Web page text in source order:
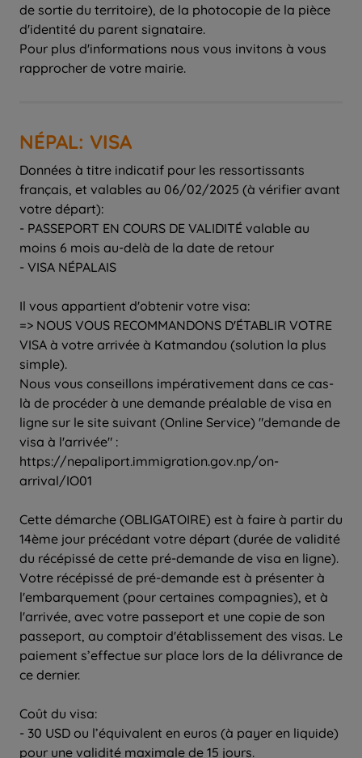
de sortie du territoire), de la photocopie de la pièce
d'identité du parent signataire.
Pour plus d'informations nous vous invitons à vous
rapprocher de votre mairie.
NÉPAL: VISA
Données à titre indicatif pour les ressortissants
français, et valables au 06/02/2025 (à vérifier avant
votre départ):
- PASSEPORT EN COURS DE VALIDITÉ valable au
moins 6 mois au-delà de la date de retour
- VISA NÉPALAIS
Il vous appartient d'obtenir votre visa:
=> NOUS VOUS RECOMMANDONS D'ÉTABLIR VOTRE
VISA à votre arrivée à Katmandou (solution la plus
simple).
Nous vous conseillons impérativement dans ce cas-
là de procéder à une demande préalable de visa en
ligne sur le site suivant (Online Service) "demande de
visa à l'arrivée" :
https://nepaliport.immigration.gov.np/on-
arrival/IO01
Cette démarche (OBLIGATOIRE) est à faire à partir du
14ème jour précédant votre départ (durée de validité
du récépissé de cette pré-demande de visa en ligne).
Votre récépissé de pré-demande est à présenter à
l'embarquement (pour certaines compagnies), et à
l'arrivée, avec votre passeport et une copie de son
passeport, au comptoir d'établissement des visas. Le
paiement s’effectue sur place lors de la délivrance de
ce dernier.
Coût du visa:
- 30 USD ou l’équivalent en euros (à payer en liquide)
pour une validité maximale de 15 jours.